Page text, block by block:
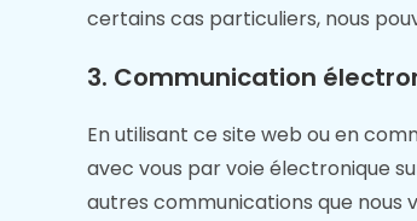
certains cas particuliers, nous
3. Communication
En utilisant ce site web ou en
avec vous par voie électronique
autres communications que nous